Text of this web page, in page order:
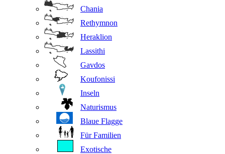
Chania
Rethymnon
Heraklion
Lassithi
Gavdos
Koufonissi
Inseln
Naturismus
Blaue Flagge
Für Familien
Exotische